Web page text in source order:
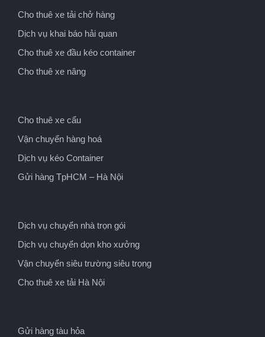
Cho thuê xe tải chở hàng
Dịch vụ khai báo hải quan
Cho thuê xe đầu kéo container
Cho thuê xe nâng
Cho thuê xe cẩu
Vận chuyển hàng hoá
Dịch vụ kéo Container
Gửi hàng TpHCM – Hà Nội
Dịch vụ chuyển nhà trọn gói
Dịch vụ chuyển dọn kho xưởng
Vận chuyển siêu trường siêu trọng
Cho thuê xe tải Hà Nội
Gửi hàng tàu hỏa